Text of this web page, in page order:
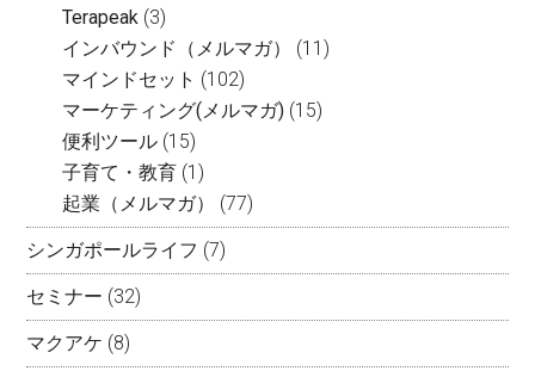
Terapeak (3)
インバウンド（メルマガ）
(11)
マインドセット (102)
マーケティング(メルマガ) (15)
便利ツール (15)
子育て・教育 (1)
起業（メルマガ）
(77)
シンガポールライフ (7)
セミナー (32)
マクアケ (8)